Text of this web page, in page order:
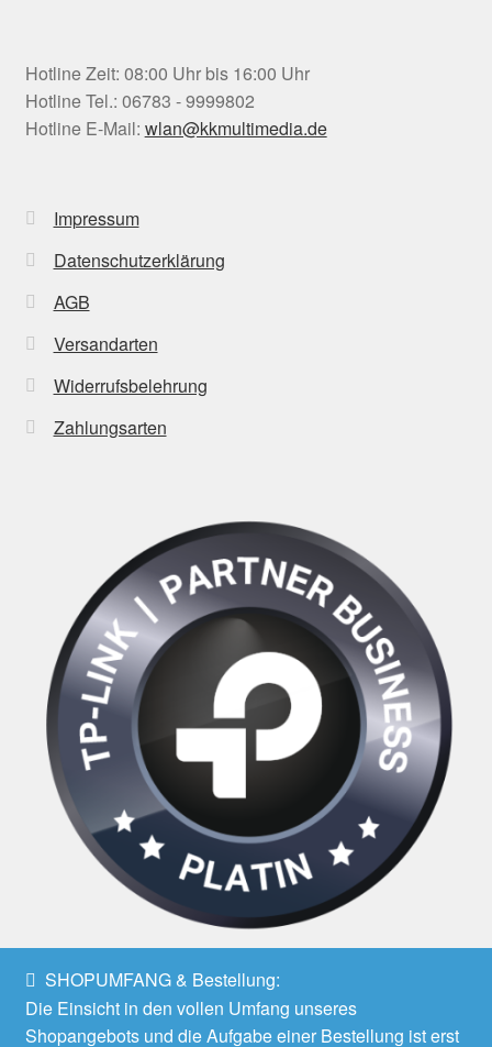
SHOPUMFANG & Bestellung:
Die Einsicht in den vollen Umfang unseres
Shopangebots und die Aufgabe einer Bestellung ist erst
Hotline Zeit: 08:00 Uhr bis 16:00 Uhr
Hotline Tel.: 06783 - 9999802
Hotline E-Mail: wlan@kkmultimedia.de
Impressum
Datenschutzerklärung
AGB
Versandarten
Widerrufsbelehrung
Zahlungsarten